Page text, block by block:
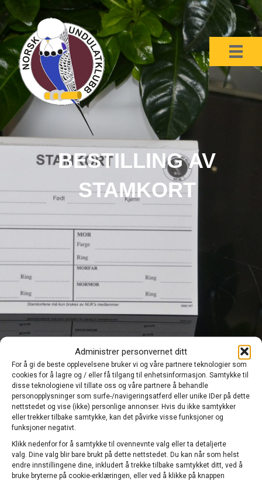
Administrer personvernet ditt
For å gi de beste opplevelsene bruker vi og våre partnere teknologier som
cookies for å lagre og / eller få tilgang til enhetsinformasjon. Samtykke til
disse teknologiene vil tillate oss og våre partnere å behandle
personopplysninger som surfe-/navigeringsatferd eller unike IDer på dette
nettstedet og vise (ikke) personlige annonser. Hvis du ikke samtykker
eller trekker tilbake samtykke, kan det påvirke visse funksjoner og
funksjoner negativt.
Klikk nedenfor for å samtykke til ovennevnte valg eller ta detaljerte
valg. Dine valg blir bare brukt på dette nettstedet. Du kan når som helst
endre innstillingene dine, inkludert å trekke tilbake samtykket ditt, ved å
bruke bryterne på cookie-erklæringen, eller ved å klikke på knappen
BESTILLING AV
STAMKORT
Driver du eget oppdrett av undulater?
Eller driver du litt i det små og setter et par i hekk nå og da? Det
kan uansett være smart å føre stamkort over hver enkelt fugl
du avler. Setter du dette i system, har du hele tiden en grei
oversikt over farge, mutasjon, alder, kjønn og forfedre.Det er
også veldig kjekt å sende med stamkort til en eventuell kjøper
av dine fugler.
Fyll ut skjema for å bestille stamkort.